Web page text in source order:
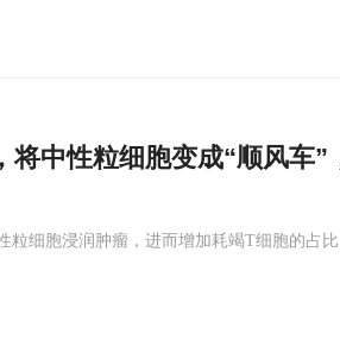
将中性粒细胞变成“顺风车”
粒细胞浸润肿瘤，进而增加耗竭T细胞的占